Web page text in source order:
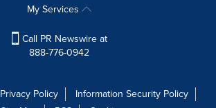
My Services
Call PR Newswire at
888-776-0942
Privacy Policy
Information Security Policy